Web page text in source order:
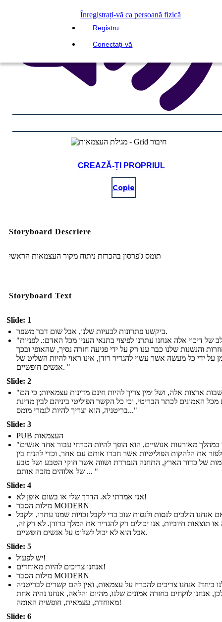
Înregistrați-vă ca persoană fizică
Registru
Conectați-vă
CREAZĂ-ȚI PROPRIUL
Copie
Storyboard Descriere
תומס ג'פרסון בהכרזת ניתוח מקור העצמאות הראשי
Storyboard Text
Slide: 1
ביקשנו פתרונות לבעיות שלנו, אבל שום דבר משפר.
"בכל שלב של דיכוי אלה אנחנו עתרנו לפיצוי בתנאי העניו מכל האדם:. לפניות
והנשנות שלנו כבר ענו רק על ידי פגיעה חזרה נסיך, שהאופי ובכך
על ידי כל מעשה אשר עשוי להגדיר רודן, אינו ראוי להיות השליט של
אנשים חופשיים. "
Slide: 2
"כי מושבות ארצות אלה, ושל ימין צריך להיות חינם מדינות עצמאיות; כי הם
מכל האמונים לכתר הבריטי, וכי כל הקשר הפוליטי ביניהם לבין מדינת
בריטניה, הוא וצריך להיות לגמרי מומס..."
Slide: 3
PUB העצמאות
"כאשר במהלך מאורעות אנושיים, הוא הופך להיות הכרחי עבור אחד אנשים
לפזר את הלהקות הפוליטיות אשר חברו אותם עם אחר, וכדי להניח בין
של כדור הארץ, התחנה הנפרדת ושווה אשר חוקי הטבע ושל טבע
של אלוהים מזכה אותם ... "
Slide: 4
אני אמרתי לא. הדרך שלי או בשום אופן לא!
מילות הסבר MODERN
אנחנו הולכים לנסות ולנסות שוב כדי לקבל זכויות שמנו עתרו, ולקבל
תוצאות חיוביות, אנו יכולים רק להגדיר את המלך כרודן. לא רק זה,
אבל הוא לא יכול לשלוט על אנשים חופשיים.
Slide: 5
יש לפעול!
אנחנו צריכים להיות מאוחדים!
מילות הסבר MODERN
ביחד! אנחנו צריכים להכריז על עצמאות, ואין להם קשרים לבריטניה
אנחנו לוקחים בחזרה אמונים שלנו, מהיום והלאה, אנחנו נהיה אחת
מאוחדת, עצמאית, חופשית האומה!
Slide: 6